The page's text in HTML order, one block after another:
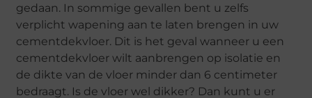
gedaan. In sommige gevallen bent u zelfs
verplicht wapening aan te laten brengen in uw
cementdekvloer. Dit is het geval wanneer u een
cementdekvloer wilt aanbrengen op isolatie en
de dikte van de vloer minder dan 6 centimeter
bedraagt. Is de vloer wel dikker? Dan kunt u er